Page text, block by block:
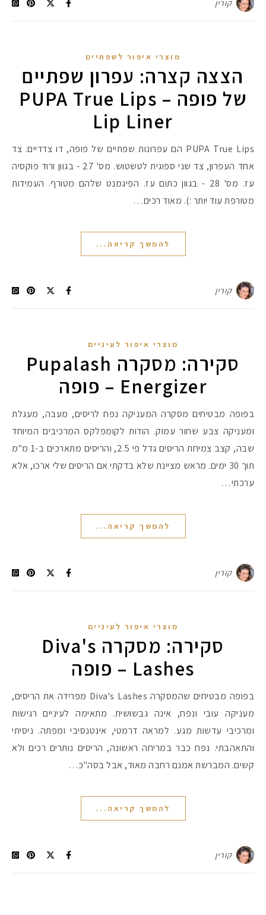
מקדמי הגנה
קורין
מוצרי איפור לשפתיים
הצצה קצרה: עפרון שפתיים
של פופה – PUPA True Lips
Lip Liner
PUPA True Lips הם עפרונות שפתיים של פופה, דו צדדיים. צד
אחד העפרון, צד שני ספוגית לטשטוש. מס' 27 - בגוון ורוד פוקסיה
עז. מס' 28 - בגוון כתום עז. הפיגמנט שלהם מטורף. העמידות
מטורפת עוד יותר :). מאוד רכים…
להמשך קריאה...
קורין
מוצרי איפור לעיניים
סקירה: מסקרה Pupalash
Energizer – פופה
בפופה מבטיחים מסקרה המעניקה נפח לריסים, מעבה, מעגלת
ומעניקה צבע שחור עמוק. הודות לקומפלקס המרכיבים המיוחד
שבה, קצב צמיחת הריסים גדל פי 2.5, והריסים מתארכים ב-1 מ"מ
תוך 30 ימים. מראש מציינת שלא בדקתי אם הריסים שלי ארכו, אלא
ערכתי…
להמשך קריאה...
קורין
מוצרי איפור לעיניים
סקירה: מסקרה Diva's
Lashes – פופה
בפופה מבטיחים שהמסקרה Diva's Lashes מפרידה את הריסים,
מעניקה עובי ונפח, אינה גבשושית. מתאימה לעיניים רגישות
ומרכיבי עדשות מגע. למראה דרמטי, אינטנסיבי ומפתה. ניסיתי
והתאהבתי. נפח כבר במריחה ראשונה, הריסים נותרים רכים ולא
קשים. המברשת אמנם רחבה מאוד, אבל בסה"כ…
להמשך קריאה...
קורין